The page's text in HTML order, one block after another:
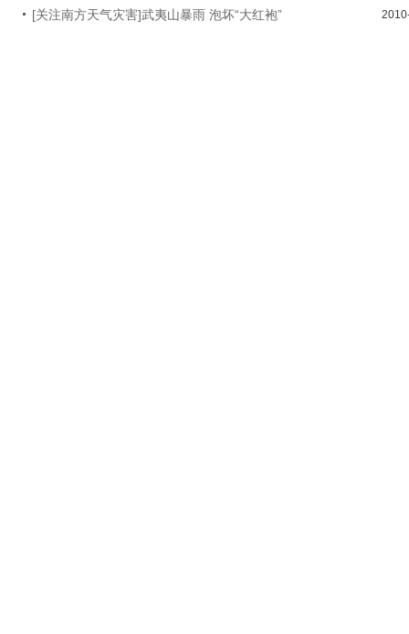
[关注南方天气灾害]武夷山暴雨 泡坏“大红袍”